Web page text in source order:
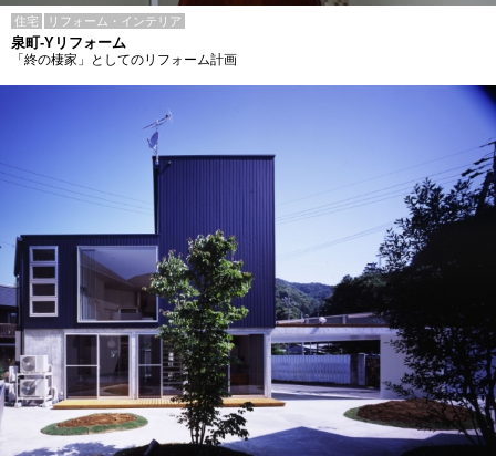
住宅 リフォーム・インテリア
泉町-Yリフォーム
「終の棲家」としてのリフォーム計画